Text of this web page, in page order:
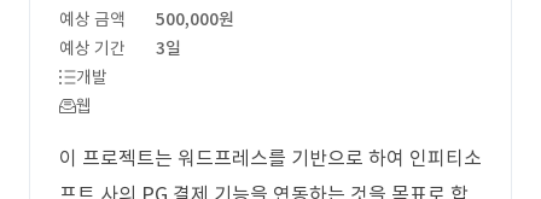
예상 금액
500,000원
예상 기간
3일
개발
웹
이 프로젝트는 워드프레스를 기반으로 하여 인피티소
프트 사의 PG 결제 기능을 연동하는 것을 목표로 합